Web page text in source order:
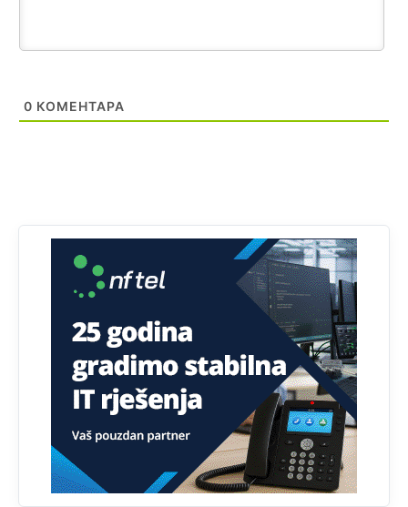
0 КОМЕНТАРА
Prema zvaničnim podacima Agencije za statistiku BiH, u
Najveći dio populacije starije od 65 godina uopšte ne
koristi internet, niti ima pristup računarima
Анонимно2818605 јуче 11:45
Uvođenje pravila da se umjesto dosadašnjeg znaka "X"
(krstića) kružić ispred kandidata mora u potpunosti
obojiti (popuniti) uvedeno je isključivo zbog tehničkih
zahtjeva optičkih skenera.
Анонимно2818605 јуче 11:45
Ovo pravilo jeste unijelo opravdan strah, posebno kada
su u pitanju starije osobe, osobe sa slabijim vidom ili